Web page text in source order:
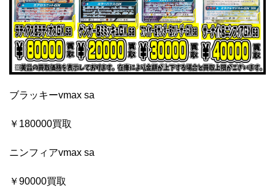
ブラッキーvmax sa
￥180000買取
ニンフィアvmax sa
￥90000買取